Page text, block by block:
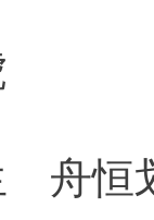
舟恒